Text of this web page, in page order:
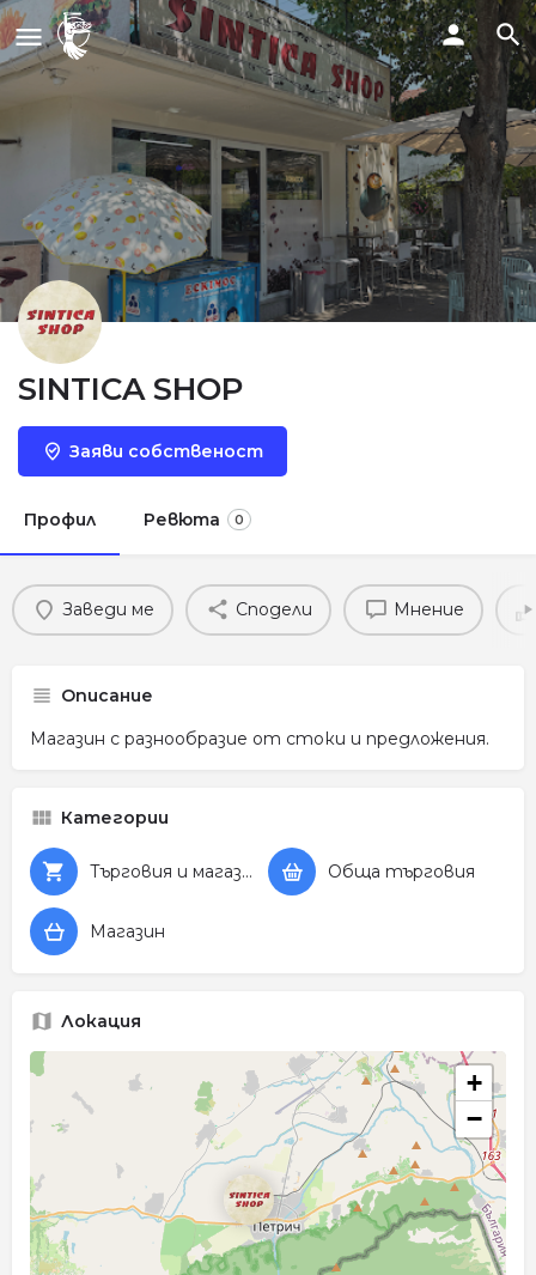
SINTICA SHOP
Заяви собственост
Профил Ревюта 0
Заведи ме Сподели Мнение
Описание
Магазин с разнообразие от стоки и предложения.
Категории
Търговия и магазини Обща търговия
Магазин
Локация
+
−